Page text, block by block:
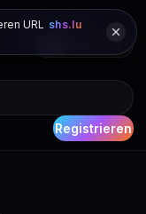
Registrieren
URL shs.lu